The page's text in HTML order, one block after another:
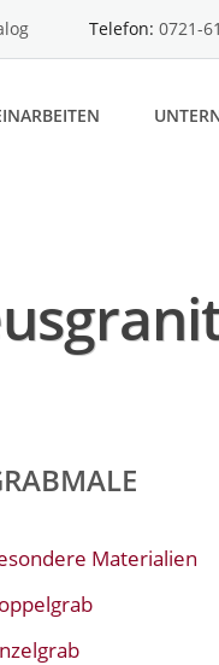
Telefon: 0721-
Materialien